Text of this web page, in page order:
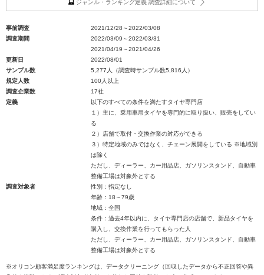
ジャンル・ランキング定義 調査詳細について
事前調査
2021/12/28～2022/03/08
調査期間
2022/03/09～2022/03/31
2021/04/19～2021/04/26
更新日
2022/08/01
サンプル数
5,277人（調査時サンプル数5,816人）
規定人数
100人以上
調査企業数
17社
定義
以下のすべての条件を満たすタイヤ専門店
１）主に、乗用車用タイヤを専門的に取り扱い、販売をしてい
る
２）店舗で取付・交換作業の対応ができる
３）特定地域のみではなく、チェーン展開をしている ※地域別
は除く
ただし、ディーラー、カー用品店、ガソリンスタンド、自動車
整備工場は対象外とする
調査対象者
性別：指定なし
年齢：18～79歳
地域：全国
条件：過去4年以内に、タイヤ専門店の店舗で、新品タイヤを
購入し、交換作業を行ってもらった人
ただし、ディーラー、カー用品店、ガソリンスタンド、自動車
整備工場は対象外とする
※オリコン顧客満足度ランキングは、データクリーニング（回収したデータから不正回答や異